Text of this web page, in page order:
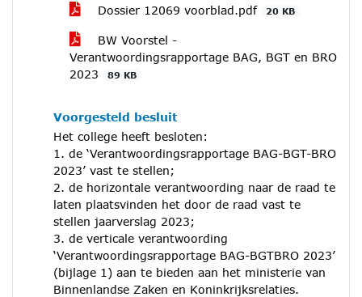
Dossier 12069 voorblad.pdf
20 KB
BW Voorstel -
Verantwoordingsrapportage BAG, BGT en BRO
2023
89 KB
Voorgesteld besluit
Het college heeft besloten:
1. de ‘Verantwoordingsrapportage BAG-BGT-BRO
2023’ vast te stellen;
2. de horizontale verantwoording naar de raad te
laten plaatsvinden het door de raad vast te
stellen jaarverslag 2023;
3. de verticale verantwoording
‘Verantwoordingsrapportage BAG-BGTBRO 2023’
(bijlage 1) aan te bieden aan het ministerie van
Binnenlandse Zaken en Koninkrijksrelaties.